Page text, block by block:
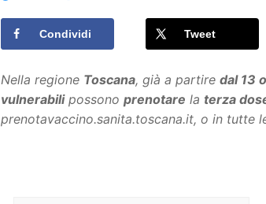
Condividi Tweet
Nella regione Toscana, già a partire dal 13
vulnerabilipossono prenotare la terza
prenotavaccino.sanita.toscana.it, o in tutte